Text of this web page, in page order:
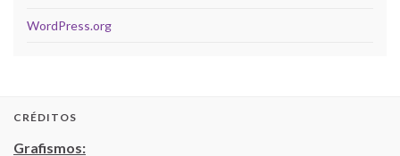
WordPress.org
CRÉDITOS
Grafismos: